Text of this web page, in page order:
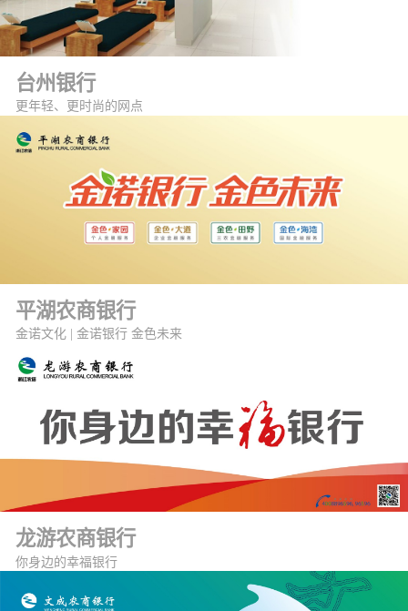
台州银行
更年轻、更时尚的网点
平湖农商银行
金诺文化 | 金诺银行 金色未来
龙游农商银行
你身边的幸福银行